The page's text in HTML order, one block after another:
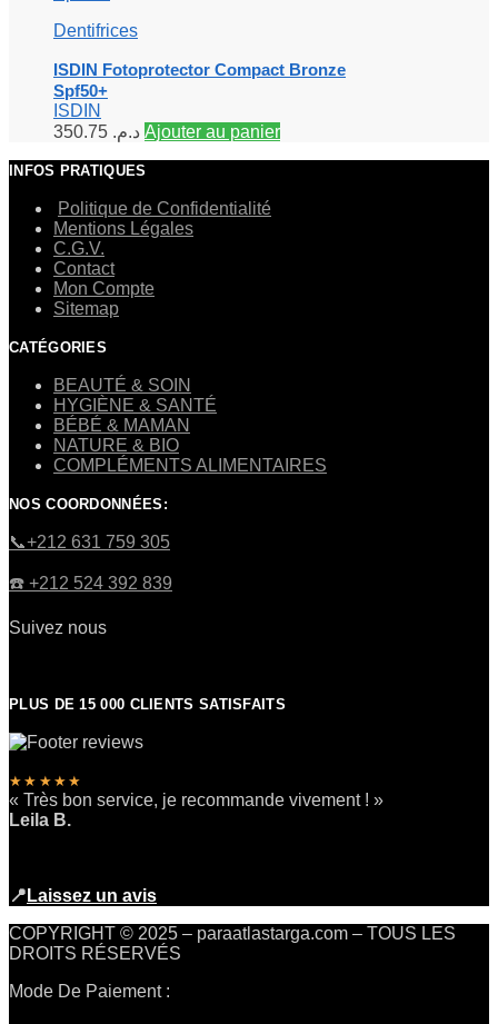
Dentifrices
ISDIN Fotoprotector Compact Bronze
Spf50+
ISDIN
د.م. Ajouter au panier
INFOS PRATIQUES
Politique de Confidentialité
Mentions Légales
C.G.V.
Contact
Mon Compte
Sitemap
CATÉGORIES
BEAUTÉ & SOIN
HYGIÈNE & SANTÉ
BÉBÉ & MAMAN
NATURE & BIO
COMPLÉMENTS ALIMENTAIRES
NOS COORDONNÉES:
​📞+212 631 759 305
☎️​ +212 524 392 839
Suivez nous
PLUS DE 15 000 CLIENTS SATISFAITS
★★★★★
« Très bon service, je recommande vivement ! »
Leila B.
📍 Laissez un avis
COPYRIGHT © 2025 – paraatlastarga.com – TOUS LES
DROITS RÉSERVÉS
Mode De Paiement :